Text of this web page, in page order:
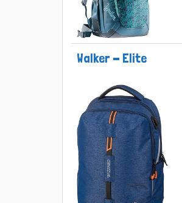
Walker - Elite